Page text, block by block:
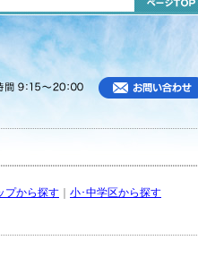
プから探す
小･中学区から探す